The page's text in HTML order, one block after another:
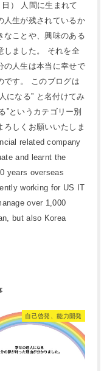
） 人間に生まれて
人生が残されているか
なことや、興味のある
しました。 それを全
の人生は本当に幸せで
です。 このブログは
になる” と名付けてみ
”というカテゴリー別
しくお願いいたしま
related company
and learnt the
years overseas
working for US IT
over 1,000
but also Korea
自己啓発、能力開発